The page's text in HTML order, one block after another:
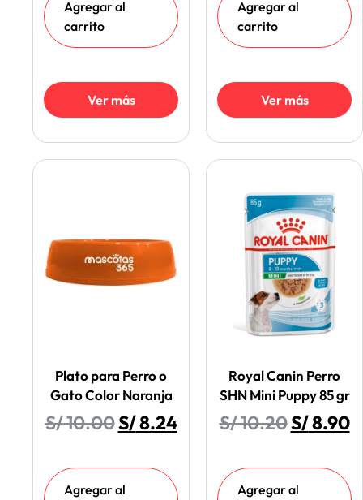
Agregar al
carrito
Ver más
Agregar al
carrito
Ver más
Plato para Perro o
Gato Color Naranja
S/10.00S/8.24
Agregar al
Royal Canin Perro
SHN Mini Puppy 85 gr
S/10.20S/8.90
Agregar al